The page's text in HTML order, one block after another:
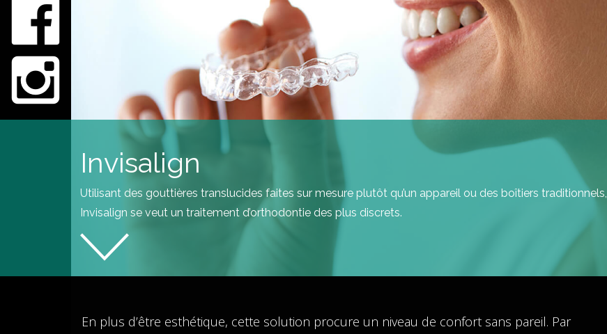
Invisalign
Utilisant des gouttières translucides faites sur mesure plutôt qu’un appareil ou des boîtiers traditionnels,
Invisalign se veut un traitement d’orthodontie des plus discrets.
En plus d’être esthétique, cette solution procure un niveau de confort sans pareil. Par